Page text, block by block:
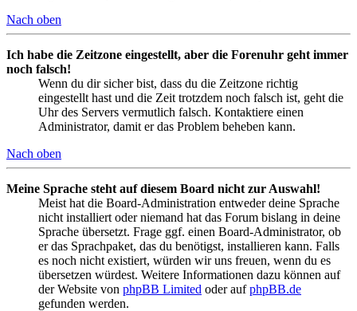
Nach oben
Ich habe die Zeitzone eingestellt, aber die Forenuhr geht immer
noch falsch!
Wenn du dir sicher bist, dass du die Zeitzone richtig
eingestellt hast und die Zeit trotzdem noch falsch ist, geht die
Uhr des Servers vermutlich falsch. Kontaktiere einen
Administrator, damit er das Problem beheben kann.
Nach oben
Meine Sprache steht auf diesem Board nicht zur Auswahl!
Meist hat die Board-Administration entweder deine Sprache
nicht installiert oder niemand hat das Forum bislang in deine
Sprache übersetzt. Frage ggf. einen Board-Administrator, ob
er das Sprachpaket, das du benötigst, installieren kann. Falls
es noch nicht existiert, würden wir uns freuen, wenn du es
übersetzen würdest. Weitere Informationen dazu können auf
der Website von phpBB Limited oder aufphpBB.de
gefunden werden.